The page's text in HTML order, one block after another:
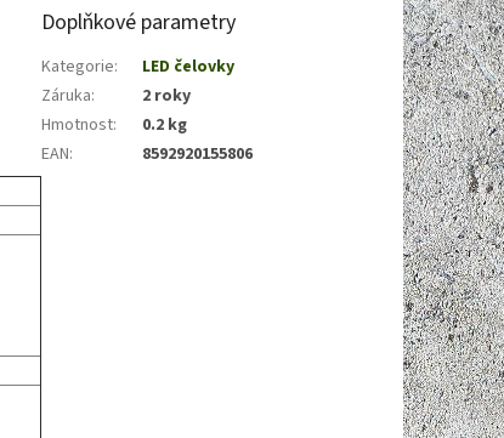
Doplňkové parametry
Kategorie:
LED čelovky
Záruka:
2 roky
Hmotnost:
0.2 kg
EAN: 8592920155806